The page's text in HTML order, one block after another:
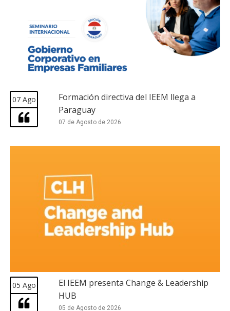
07 Ago
Formación directiva del IEEM llega a
Paraguay
07 de Agosto de 2026
05 Ago
El IEEM presenta Change & Leadership
HUB
05 de Agosto de 2026